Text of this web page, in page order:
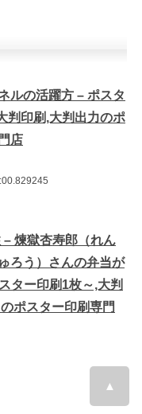
ルの活躍方 – ポスタ
判印刷,大判出力のポ
店
– 煉獄杏寿郎（れん
ろう）さんの弁当が
ター印刷1枚～,大判
ポスター印刷専門
▲